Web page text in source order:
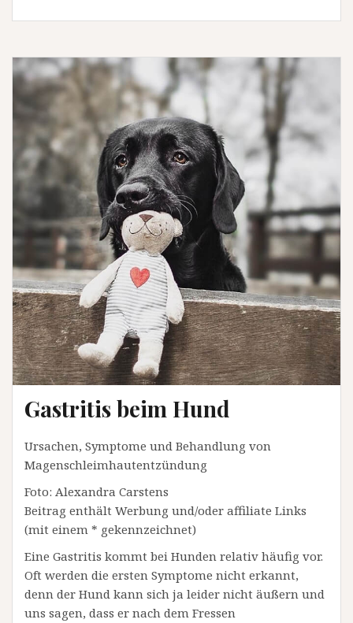
Gastritis beim Hund
Ursachen, Symptome und Behandlung von
Magenschleimhautentzündung
Foto: Alexandra Carstens
Beitrag enthält Werbung und/oder affiliate Links
(mit einem * gekennzeichnet)
Eine Gastritis kommt bei Hunden relativ häufig vor.
Oft werden die ersten Symptome nicht erkannt,
denn der Hund kann sich ja leider nicht äußern und
uns sagen, dass er nach dem Fressen